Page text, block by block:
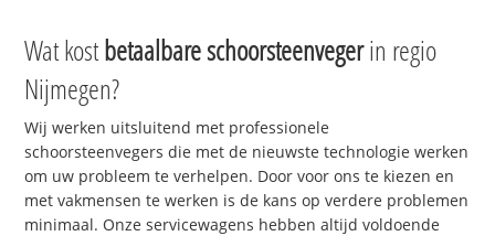
Wat kostbetaalbare schoorsteenvegerin regio
Nijmegen?
Wij werken uitsluitend met professionele
schoorsteenvegers die met de nieuwste technologie werken
om uw probleem te verhelpen. Door voor ons te kiezen en
met vakmensen te werken is de kans op verdere problemen
minimaal. Onze servicewagens hebben altijd voldoende